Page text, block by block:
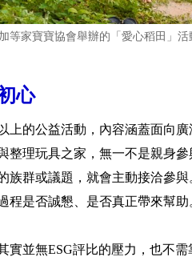
等家寶寶協會舉辦的「愛心稻田」活
心
上的公益活動，內容涵蓋面向
整理玩具之家，無一不是親身
族群或議題，就會主動接洽參
是否誠懇、是否真正帶來幫助
實並無ESG評比的壓力，也不